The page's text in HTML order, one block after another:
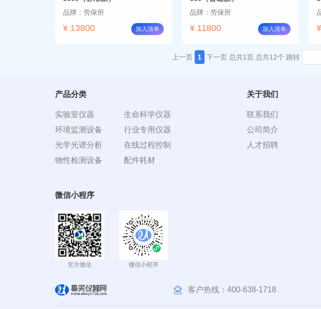
品牌：劳保所
¥ 13800 加入清单
品牌：劳保所
¥ 11800 加入清单
上一页 1 下一页 总共1页 总共12个 跳转
产品分类
实验室仪器
环境监测设备
光学光谱分析
物性检测设备
生命科学仪器
行业专用仪器
在线过程控制
配件耗材
关于我们
联系我们
公司简介
人才招聘
微信小程序
官方微信 微信小程序
客户热线： 400-638-1718